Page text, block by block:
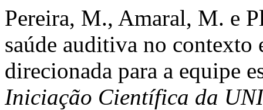
Pereira, M., Amaral, M. e
saúde auditiva no contexto
direcionada para a equipe
Iniciação Científica da